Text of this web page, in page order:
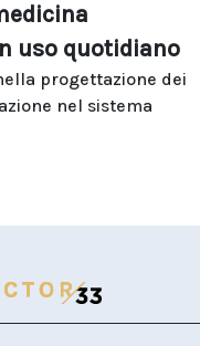
uso quotidiano
progettazione dei
nel sistema